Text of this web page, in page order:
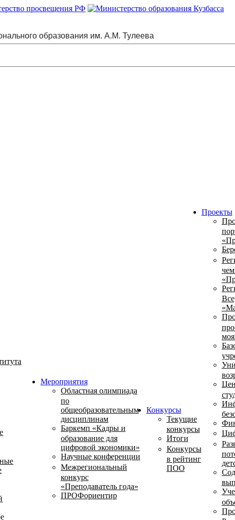
образования им. А.М. Тулеева
Мероприятия
Областная олимпиада
по
общеобразовательным
дисциплинам
Баркемп «Кадры и
образование для
цифровой экономики»
Научные конференции
Межрегиональный
конкурс
«Преподаватель года»
ПРОФориентир
Конкурсы
Текущие
конкурсы
Итоги
Конкурсы
в рейтинг
ПОО
Проекты